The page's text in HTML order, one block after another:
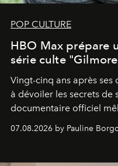
POP CULTURE
HBO Max prépare
série culte
Vingt-cinq ans après ses
à dévoiler les secrets de
documentaire officiel
inédites et plongée
générationnel.
07.08.2026 by Pauline